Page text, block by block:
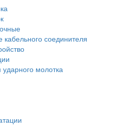
соединителя
молотка